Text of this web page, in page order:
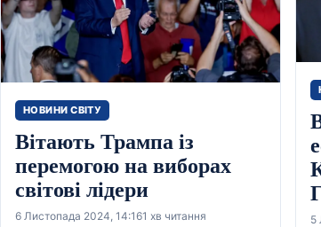
НОВИНИ СВІТУ
Вітають Трампа із
перемогою на виборах
світові лідери
6 Листопада 2024, 14:161 хв читання 5